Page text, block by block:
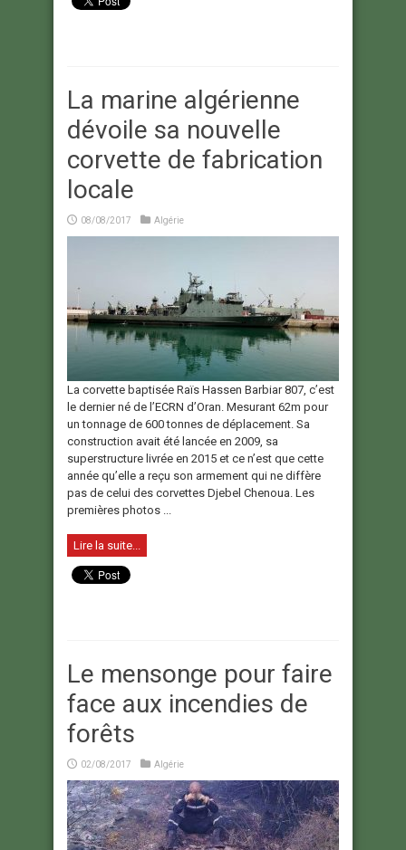
La marine algérienne
dévoile sa nouvelle
corvette de fabrication
locale
08/08/2017 Algérie
La corvette baptisée Raïs Hassen Barbiar 807, c’est
le dernier né de l’ECRN d’Oran. Mesurant 62m pour
un tonnage de 600 tonnes de déplacement. Sa
construction avait été lancée en 2009, sa
superstructure livrée en 2015 et ce n’est que cette
année qu’elle a reçu son armement qui ne diffère
pas de celui des corvettes Djebel Chenoua. Les
premières photos ...
Lire la suite...
Le mensonge pour faire
face aux incendies de
forêts
02/08/2017 Algérie